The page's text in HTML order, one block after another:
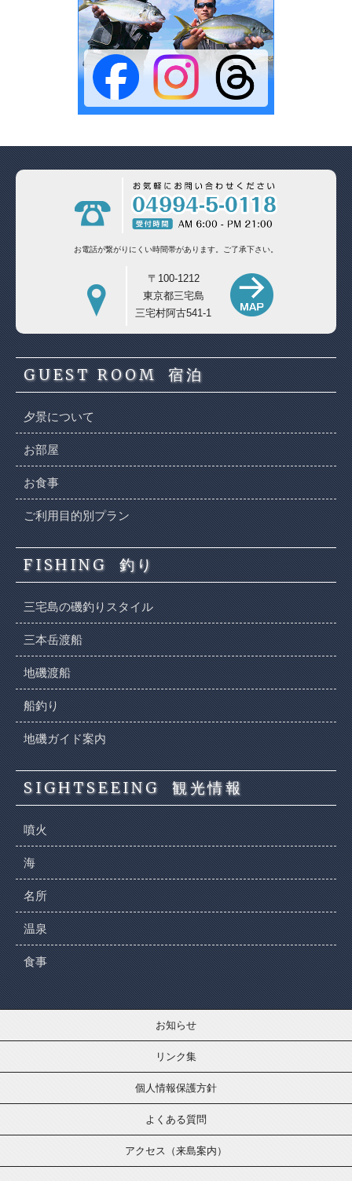
お電話が繋がりにくい時間帯があります。 ご了承下さい。
〒100-1212
東京都三宅島
三宅村阿古541-1
GUEST ROOM 宿泊
夕景について
お部屋
お食事
ご利用目的別プラン
FISHING 釣り
三宅島の磯釣りスタイル
三本岳渡船
地磯渡船
船釣り
地磯ガイド案内
SIGHTSEEING 観光情報
噴火
海
名所
温泉
食事
お知らせ
リンク集
個人情報保護方針
よくある質問
アクセス（来島案内）